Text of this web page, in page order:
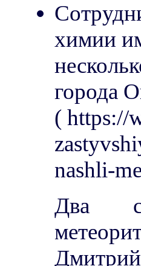
химии
города
( https://
nashli-
Два